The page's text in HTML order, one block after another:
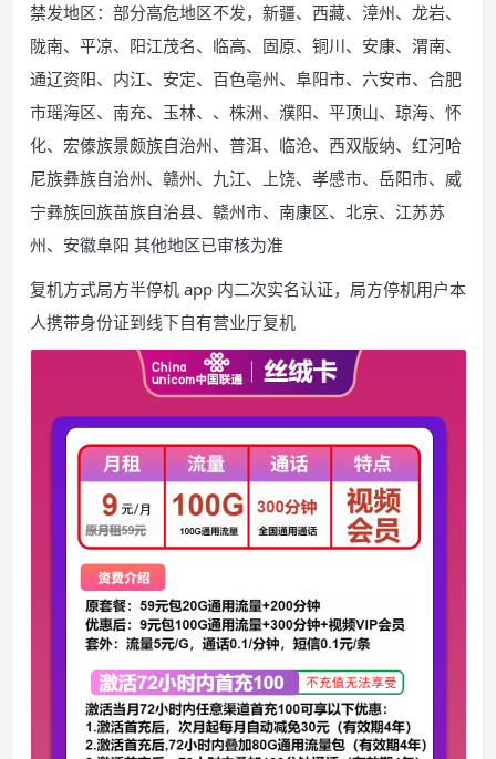
禁发地区：部分高危地区不发，新疆、西藏、漳州、龙岩、
陇南、平凉、阳江茂名、临高、固原、铜川、安康、渭南、
通辽资阳、内江、安定、百色亳州、阜阳市、六安市、合肥
市瑶海区、南充、玉林、、株洲、濮阳、平顶山、琼海、怀
化、宏傣族景颇族自治州、普洱、临沧、西双版纳、红河哈
尼族彝族自治州、赣州、九江、上饶、孝感市、岳阳市、威
宁彝族回族苗族自治县、赣州市、南康区、北京、江苏苏
州、安徽阜阳 其他地区已审核为准
复机方式局方半停机 app 内二次实名认证，局方停机用户本
人携带身份证到线下自有营业厅复机